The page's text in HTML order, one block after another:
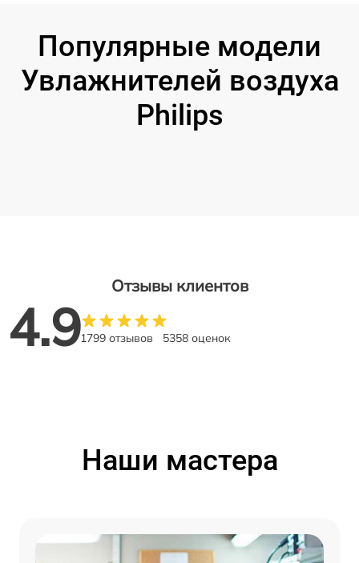
Популярные модели
Увлажнителей воздуха
Philips
Отзывы клиентов
4.91799 отзывов 5358 оценок
Наши мастера